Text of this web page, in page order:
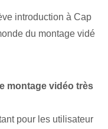
introduction à Cap
du montage vidé
montage vidéo très
pour les utilisateur